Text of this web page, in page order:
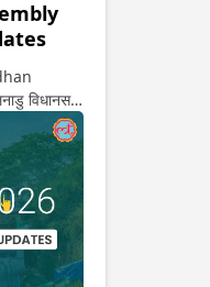
विधानसभा
है. यहां
किस तरफ जा
हलचल की